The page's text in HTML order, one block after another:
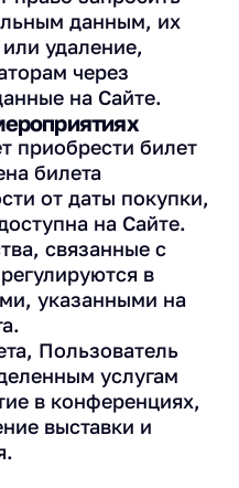
данным, их
удаление,
через
на Сайте.
приобрести билет
билета
от даты покупки,
на Сайте.
связанные с
в
указанными на
Пользователь
услугам
в конференциях,
выставки и